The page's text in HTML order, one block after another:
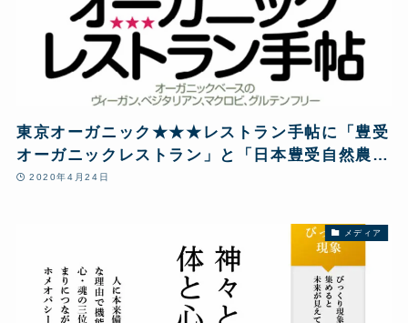
東京オーガニック★★★レストラン手帖に「豊受
オーガニックレストラン」と「日本豊受自然農」
が掲載されました。とらこ先生への取材もあり読
2020年4月24日
メディア